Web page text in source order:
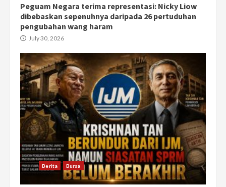
Peguam Negara terima representasi: Nicky Liow
dibebaskan sepenuhnya daripada 26 pertuduhan
pengubahan wang haram
July 30, 2026
Berita Bursa